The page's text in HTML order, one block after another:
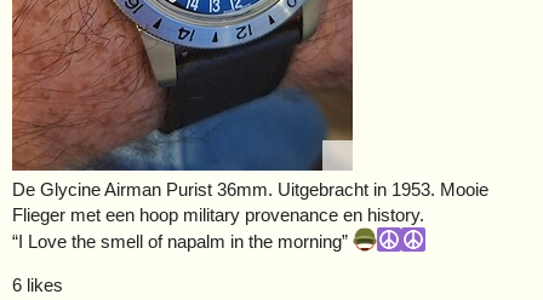
De Glycine Airman Purist 36mm. Uitgebracht in 1953. Mooie
Flieger met een hoop military provenance en history.
“I Love the smell of napalm in the morning”
6 likes